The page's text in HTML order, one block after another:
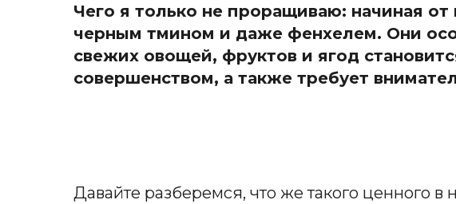
Чего я только не проращиваю: начиная
черным тмином и даже фенхелем. Они
свежих овощей, фруктов и ягод
совершенством, а также требует
Давайте разберемся, что же такого ценного